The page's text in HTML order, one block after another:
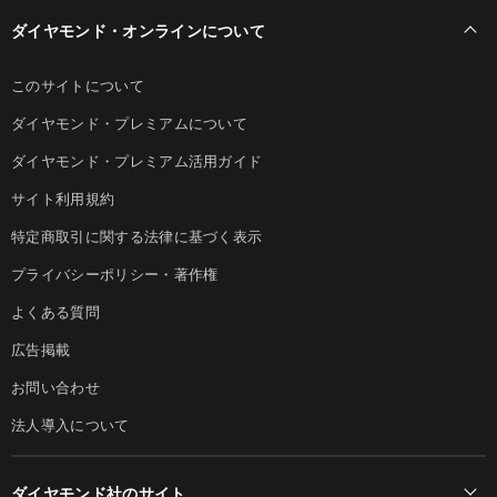
ダイヤモンド・オンラインについて
このサイトについて
ダイヤモンド・プレミアムについて
ダイヤモンド・プレミアム活用ガイド
サイト利用規約
特定商取引に関する法律に基づく表示
プライバシーポリシー・著作権
よくある質問
広告掲載
お問い合わせ
法人導入について
ダイヤモンド社のサイト